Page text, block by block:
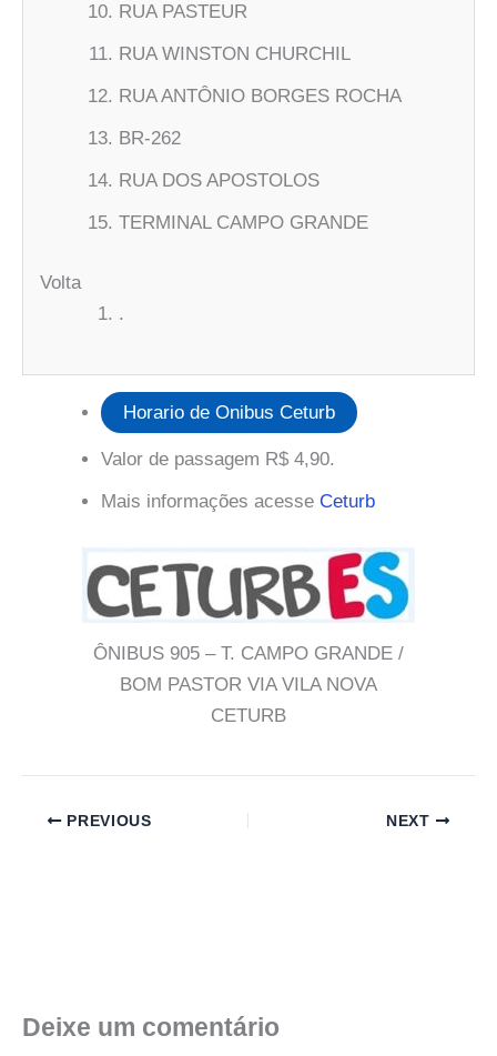
RUA PASTEUR
RUA WINSTON CHURCHIL
RUA ANTÔNIO BORGES ROCHA
BR-262
RUA DOS APOSTOLOS
TERMINAL CAMPO GRANDE
Volta
.
Horario de Onibus Ceturb
Valor de passagem R$ 4,90.
Mais informações acesse Ceturb
ÔNIBUS 905 – T. CAMPO GRANDE /
BOM PASTOR VIA VILA NOVA
CETURB
PREVIOUS NEXT
Deixe um comentário